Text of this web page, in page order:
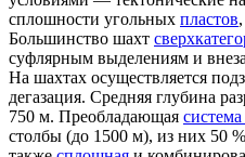
сплошности угольных пластов
Большинство шахт
суфлярным выделениям и
На шахтах осуществляется
дегазация. Средняя глубина
750 м. Преобладающая система
столбы (до 1500 м), из них 50